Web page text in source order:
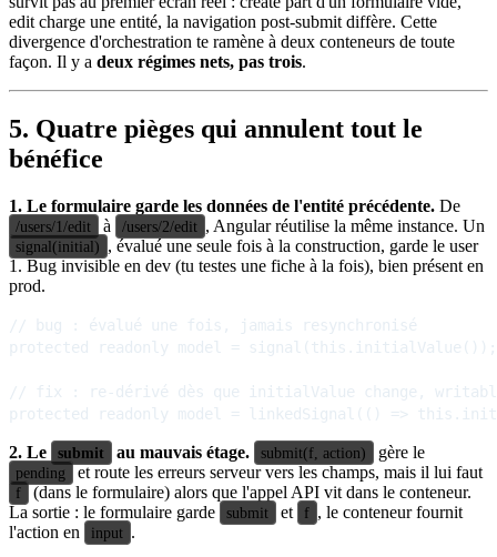
edit charge une entité, la navigation post-submit diffère. Cette
divergence d'orchestration te ramène à deux conteneurs de toute
façon. Il y a deux régimes nets, pas trois.
5. Quatre pièges qui annulent tout le
bénéfice
1. Le formulaire garde les données de l'entité précédente. De
/users/1/edit à /users/2/edit , Angular réutilise la même instance. Un
signal(initial) , évalué une seule fois à la construction, garde le user
1. Bug invisible en dev (tu testes une fiche à la fois), bien présent en
prod.
// bug : évalué une fois, jamais resynchronisé
protected readonly model = signal(this.initialValue());
// fix : re-dérivé dès que initialValue change,
2. Le submit au mauvais étage. submit(f, action) gère le
pending et route les erreurs serveur vers les champs, mais il lui faut
f
(dans le formulaire) alors que l'appel API vit dans le conteneur.
La sortie : le formulaire garde
submit et f , le conteneur fournit
l'action en
input .